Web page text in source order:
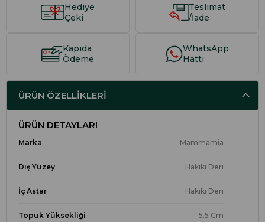
Hediye
Çeki
Teslimat
/İade
Kapıda
Ödeme
WhatsApp
Hattı
ÜRÜN ÖZELLIKLERI
ÜRÜN DETAYLARI
Marka Mammamia
Dış Yüzey Hakiki Deri
İç Astar Hakiki Deri
Topuk Yüksekliği 5.5 Cm